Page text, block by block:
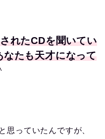
れたCDを聞いてい
たも天才になって
思っていたんですが、